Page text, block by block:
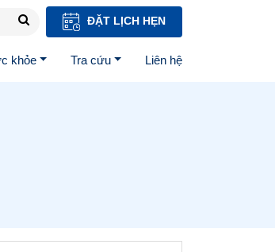
ĐẶT LỊCH HẸN
khỏe Tra cứu Liên hệ